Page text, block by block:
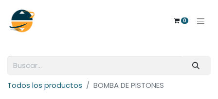
0
Todos los productos BOMBA DE PISTONES